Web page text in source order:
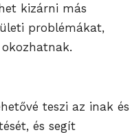
kizárni más
problémákat,
teszi az inak és
és segít